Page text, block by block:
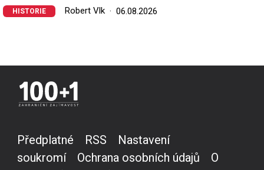
HISTORIE Robert Vlk 06.08.2026
Předplatné RSS
Nastavení
soukromí
Ochrana osobních údajů
O